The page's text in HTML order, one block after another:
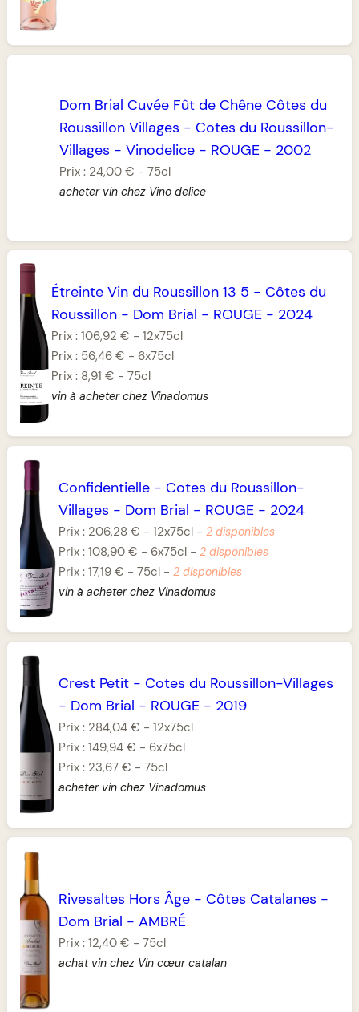
Dom Brial Cuvée Fût de Chêne Côtes du
Roussillon Villages - Cotes du Roussillon-
Villages -Vinodelice - ROUGE - 2002
Prix : 24,00 € -75cl
acheter vin chez Vino delice
Étreinte Vin du Roussillon 13 5 - Côtes du
Roussillon- Dom Brial - ROUGE- 2024
Prix : 106,92 € - 12x75cl
Prix : 56,46 € - 6x75cl
Prix : 8,91 € - 75cl
vin à acheter chez Vinadomus
Confidentielle- Cotes du Roussillon-
Villages - Dom Brial - ROUGE- 2024
Prix : 206,28 € - 12x75cl- 2 disponibles
Prix : 108,90 € - 6x75cl- 2 disponibles
Prix : 17,19 € - 75cl- 2 disponibles
vin à acheter chez Vinadomus
Crest Petit - Cotes du Roussillon-Villages
- Dom Brial - ROUGE - 2019
Prix : 284,04 € -12x75cl
Prix :149,94 € - 6x75cl
Prix : 23,67 € -75cl
acheter vin chez Vinadomus
Rivesaltes Hors Âge - Côtes Catalanes -
Dom Brial -AMBRÉ
Prix :12,40 € -75cl
achat vin chez Vin cœur catalan